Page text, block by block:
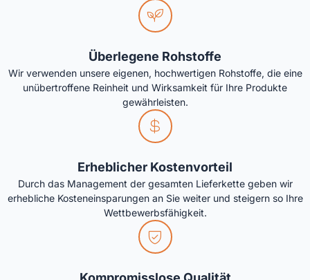
Überlegene Rohstoffe
Wir verwenden unsere eigenen, hochwertigen Rohstoffe, die eine
unübertroffene Reinheit und Wirksamkeit für Ihre Produkte
gewährleisten.
Erheblicher Kostenvorteil
Durch das Management der gesamten Lieferkette geben wir
erhebliche Kosteneinsparungen an Sie weiter und steigern so Ihre
Wettbewerbsfähigkeit.